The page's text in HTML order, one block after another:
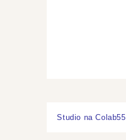
Studio na Colab55